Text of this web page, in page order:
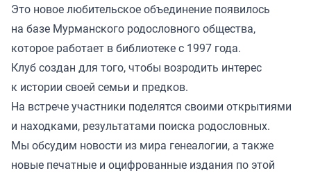
Это новое любительское объединение появилось
на базе Мурманского родословного общества,
которое работает в библиотеке с 1997 года.
Клуб создан для того, чтобы возродить интерес
к истории своей семьи и предков.
На встрече участники поделятся своими открытиями
и находками, результатами поиска родословных.
Мы обсудим новости из мира генеалогии, а также
новые печатные и оцифрованные издания по этой